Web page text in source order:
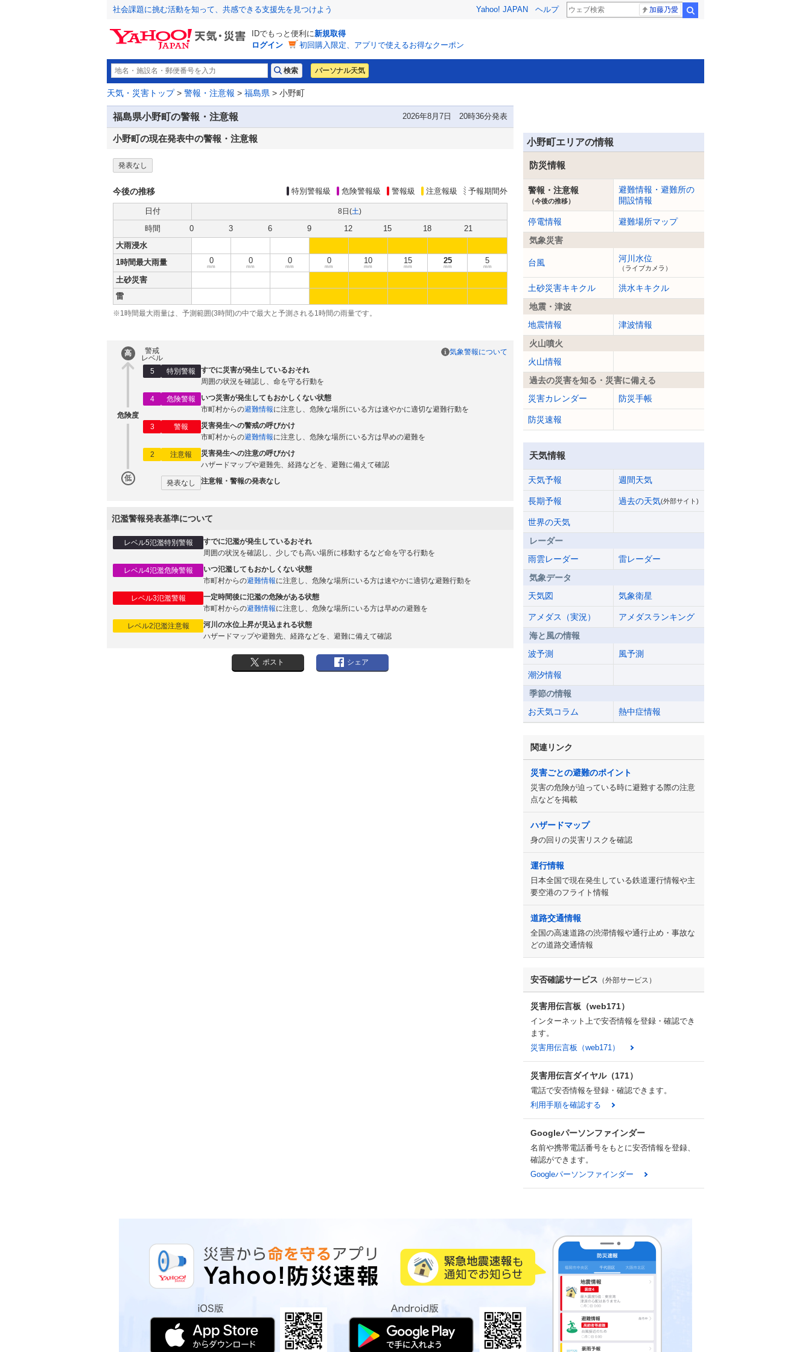
社会課題に挑む活動を知って、共感できる支援先を見つけよう Yahoo! JAPAN ヘルプ 加藤乃愛
IDでもっと便利に新規取得
ログイン
初回購入限定、アプリで使えるお得なクーポン
パーソナル天気
天気・災害トップ> 警報・注意報 > 福島県 > 小野町
福島県小野町の警報・注意報 2026年8月7日 20時36分発表
小野町の現在発表中の警報・注意報
発表なし
今後の推移 特別警報級 危険警報級 警報級 注意報級 予報期間外
日付 8日(土)
時間 0 3 6 9 12 15 18
21
大雨浸水
1時間最大雨量
0
mm
0
mm
0
mm
0
mm
10
mm
15
mm
25
mm
5
mm
土砂災害
雷
※1時間最大雨量は、予測範囲(3時間)の中で最大と予測される1時間の雨量です。
高
危険度
低
警戒
レベル
5
特別警報
すでに災害が発生しているおそれ
周囲の状況を確認し、命を守る行動を
4 危険警報
いつ災害が発生してもおかしくない状態
市町村からの避難情報に注意し、危険な場所にいる方は速やかに適切な避難行動を
3 警報
災害発生への警戒の呼びかけ
市町村からの避難情報に注意し、危険な場所にいる方は早めの避難を
2 注意報
災害発生への注意の呼びかけ
ハザードマップや避難先、経路などを、避難に備えて確認
発表なし 注意報・警報の発表なし
気象警報について
氾濫警報発表基準について
レベル5氾濫特別警報
すでに氾濫が発生しているおそれ
周囲の状況を確認し、少しでも高い場所に移動するなど命を守る行動を
レベル4氾濫危険警報
いつ氾濫してもおかしくない状態
市町村からの避難情報に注意し、危険な場所にいる方は速やかに適切な避難行動を
レベル3氾濫警報
一定時間後に氾濫の危険がある状態
市町村からの避難情報に注意し、危険な場所にいる方は早めの避難を
レベル2氾濫注意報
河川の水位上昇が見込まれる状態
ハザードマップや避難先、経路などを、避難に備えて確認
ポスト シェア
小野町エリアの情報
防災情報
警報・注意報
（今後の推移）
避難情報・避難所の
開設情報
停電情報
避難場所マップ
気象災害
台風 河川水位
（ライブカメラ）
土砂災害キキクル
洪水キキクル
地震・津波
地震情報
津波情報
火山噴火
火山情報
過去の災害を知る・災害に備える
災害カレンダー
防災手帳
防災速報
天気情報
天気予報 週間天気
長期予報 過去の天気(外部サイト)
世界の天気
レーダー
雨雲レーダー
雷レーダー
気象データ
天気図
気象衛星
アメダス（実況）
アメダスランキング
海と風の情報
波予測
風予測
潮汐情報
季節の情報
お天気コラム
熱中症情報
関連リンク
災害ごとの避難のポイント
災害の危険が迫っている時に避難する際の注意
点などを掲載
ハザードマップ
身の回りの災害リスクを確認
運行情報
日本全国で現在発生している鉄道運行情報や主
要空港のフライト情報
道路交通情報
全国の高速道路の渋滞情報や通行止め・事故な
どの道路交通情報
安否確認サービス （外部サービス）
災害用伝言板（web171）
インターネット上で安否情報を登録・確認でき
ます。
災害用伝言板（web171）
災害用伝言ダイヤル（171）
電話で安否情報を登録・確認できます。
利用手順を確認する
Googleパーソンファインダー
名前や携帯電話番号をもとに安否情報を登録、
確認ができます。
Googleパーソンファインダー